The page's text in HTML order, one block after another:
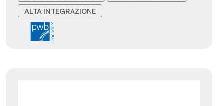
ALTA INTEGRAZIONE